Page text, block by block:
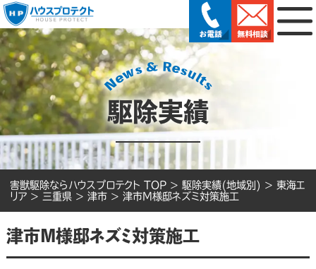
駆除実績
害獣駆除ならハウスプロテクト TOP > 駆除実績(地域別) > 東海エ
リア > 三重県 > 津市 > 津市M様邸ネズミ対策施工
津市M様邸ネズミ対策施工